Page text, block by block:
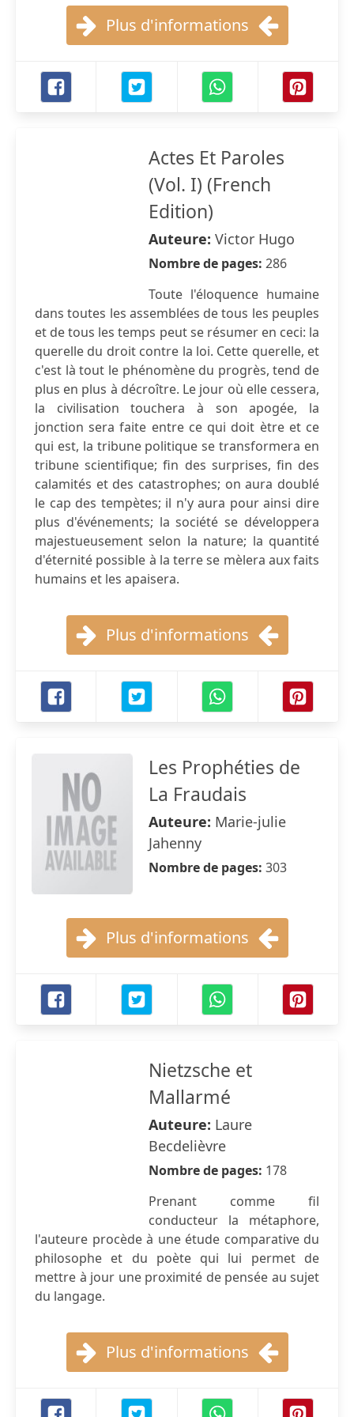
Plus d'informations
Actes Et Paroles
(Vol. I) (French
Edition)
Auteure: Victor Hugo
Nombre de pages: 286
Toute l'éloquence humaine
dans toutes les assemblées de tous les peuples
et de tous les temps peut se résumer en ceci: la
querelle du droit contre la loi. Cette querelle, et
c'est là tout le phénomène du progrès, tend de
plus en plus à décroître. Le jour où elle cessera,
la civilisation touchera à son apogée, la
jonction sera faite entre ce qui doit ètre et ce
qui est, la tribune politique se transformera en
tribune scientifique; fin des surprises, fin des
calamités et des catastrophes; on aura doublé
le cap des tempètes; il n'y aura pour ainsi dire
plus d'événements; la société se développera
majestueusement selon la nature; la quantité
d'éternité possible à la terre se mèlera aux faits
humains et les apaisera.
Plus d'informations
Les Prophéties de
La Fraudais
Auteure: Marie-julie
Jahenny
Nombre de pages: 303
Plus d'informations
Nietzsche et
Mallarmé
Auteure: Laure
Becdelièvre
Nombre de pages: 178
Prenant comme fil
conducteur la métaphore,
l'auteure procède à une étude comparative du
philosophe et du poète qui lui permet de
mettre à jour une proximité de pensée au sujet
du langage.
Plus d'informations